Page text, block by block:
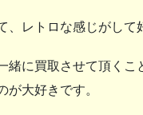
、レトロな感じがして
緒に買取させて頂くこ
が大好きです。